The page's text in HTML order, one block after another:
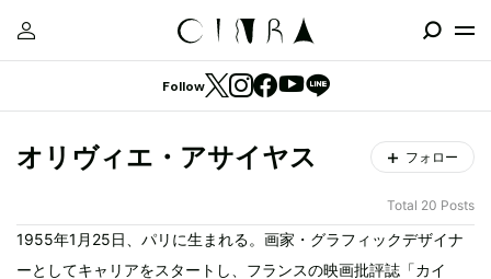
Follow
オリヴィエ・アサイヤス フォロー
Total 20 Posts
1955年1月25日、パリに生まれる。画家・グラフィックデザイナ
ーとしてキャリアをスタートし、フランスの映画批評誌「カイ